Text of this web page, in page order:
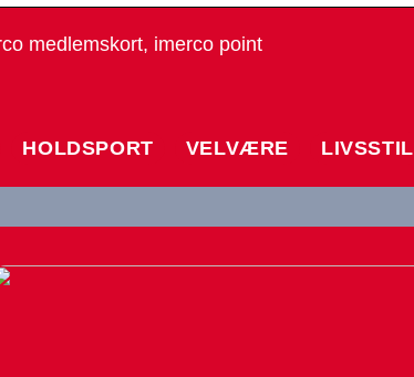
medlemskort, imerco point
HOLDSPORT VELVÆRE LIVSSTIL